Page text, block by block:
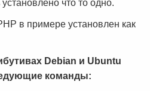
что то одно.
в примере установлен как
Debian и Ubuntu
команды: